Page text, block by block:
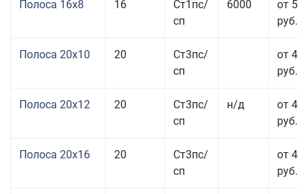
Полоса 16x8 16
Ст1пс/
сп
6000
от 55
руб.
Полоса 20x10 20
Ст3пс/
сп
от 44
руб.
Полоса 20x12 20
Ст3пс/
сп
н/д
от 44
руб.
Полоса 20x16 20
Ст3пс/
сп
от 45
руб.